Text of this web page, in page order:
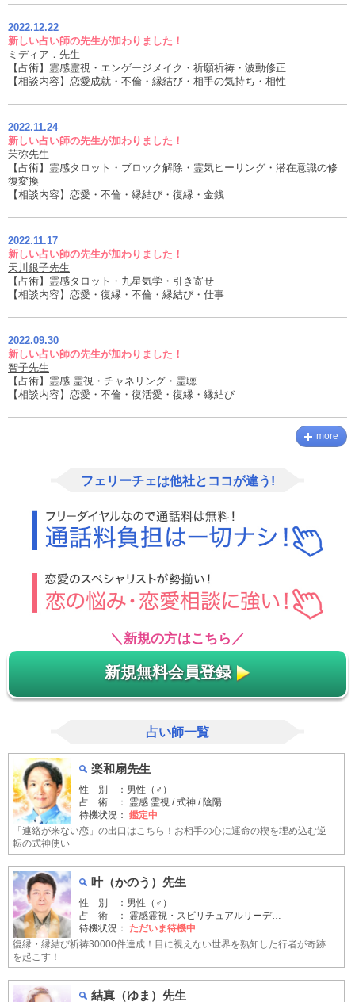
2022.12.22
新しい占い師の先生が加わりました！
ミディア．先生
【占術】霊感霊視・エンゲージメイク・祈願祈祷・波動修正
【相談内容】恋愛成就・不倫・縁結び・相手の気持ち・相性
2022.11.24
新しい占い師の先生が加わりました！
茉弥先生
【占術】霊感タロット・ブロック解除・霊気ヒーリング・潜在意識の修
復変換
【相談内容】恋愛・不倫・縁結び・復縁・金銭
2022.11.17
新しい占い師の先生が加わりました！
天川銀子先生
【占術】霊感タロット・九星気学・引き寄せ
【相談内容】恋愛・復縁・不倫・縁結び・仕事
2022.09.30
新しい占い師の先生が加わりました！
智子先生
【占術】霊感 霊視・チャネリング・霊聴
【相談内容】恋愛・不倫・復活愛・復縁・縁結び
more
フェリーチェは他社とココが違う!
＼新規の方はこちら／
新規無料会員登録
占い師一覧
楽和扇先生
性 別 ：男性（♂）
占 術 ： 霊感 霊視 / 式神 / 陰陽…
待機状況： 鑑定中
「連絡が来ない恋」の出口はこちら！お相手の心に運命の楔を埋め込む逆
転の式神使い
叶（かのう）先生
性 別 ：男性（♂）
占 術 ： 霊感霊視・スピリチュアルリーデ…
待機状況： ただいま待機中
復縁・縁結び祈祷30000件達成！目に視えない世界を熟知した行者が奇跡
を起こす！
結真（ゆま）先生